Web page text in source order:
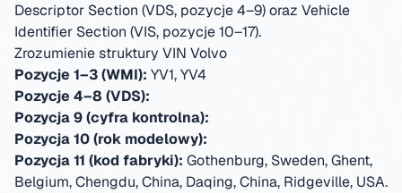
Descriptor Section (VDS, pozycje 4–9) oraz Vehicle
Identifier Section (VIS, pozycje 10–17).
Zrozumienie struktury VIN Volvo
Pozycje 1–3 (WMI): YV1, YV4
Pozycje 4–8 (VDS):
Pozycja 9 (cyfra kontrolna):
Pozycja 10 (rok modelowy):
Pozycja 11 (kod fabryki): Gothenburg, Sweden, Ghent,
Belgium, Chengdu, China, Daqing, China, Ridgeville, USA.